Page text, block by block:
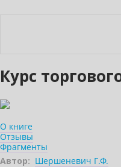
Курс
О книге
Отзывы
Фрагменты
Автор: Шершеневич Г.Ф.